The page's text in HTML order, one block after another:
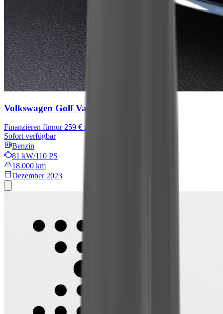
Volkswagen Golf Variant
Finanzieren fürnur 259 € mtl.
Sofort verfügbar
Benzin
81 kW/110 PS
18.000 km
Dezember 2023